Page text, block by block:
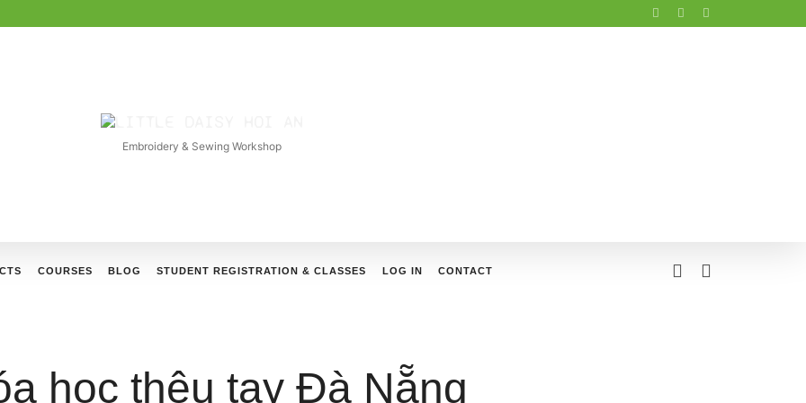
LITTLE
DAISY
HOIEmbroidery & Sewing Workshop
COURSES BLOG STUDENT REGISTRATION & CLASSES LOG IN CONTACT
học thêu tay Đà Nẵng